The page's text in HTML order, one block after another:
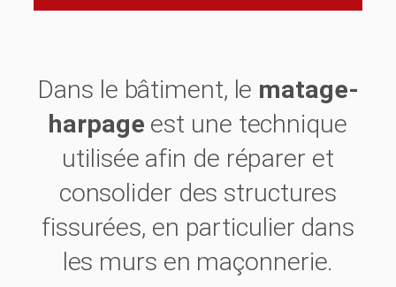
Dans le bâtiment, le matage-
harpage est une technique
utilisée afin de réparer et
consolider des structures
fissurées, en particulier dans
les murs en maçonnerie.